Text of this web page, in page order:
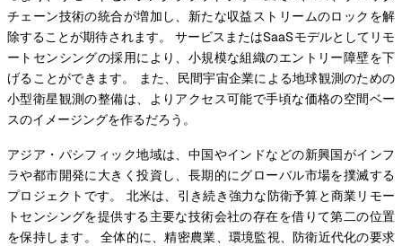
チェーン技術の統合が増加し、新たな収益ストリームのロックを解
除することが期待されます。 サービスまたはSaaSモデルとしてリモ
ートセンシングの採用により、小規模な組織のエントリー障壁を下
げることができます。 また、民間宇宙企業による地球観測のための
小型衛星観測の整備は、よりアクセス可能で手頃な価格の空間ベー
スのイメージングを作るだろう。
アジア・パシフィック地域は、中国やインドなどの新興国がインフ
ラや都市開発に大きく投資し、長期的にグローバル市場を撲滅する
プロジェクトです。 北米は、引き続き強力な防衛予算と商業リモー
トセンシングを提供する主要な技術会社の存在を借りて第二の位置
を保持します。 全体的に、精密農業、環境監視、防衛近代化の要求